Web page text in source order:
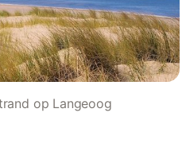
op Langeoog